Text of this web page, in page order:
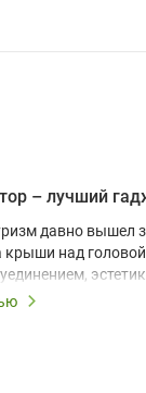
давно вышел
крыши над
A-frame